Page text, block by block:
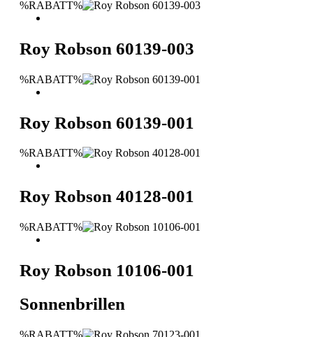
%RABATT%
Roy Robson 60139-003
%RABATT%
Roy Robson 60139-001
%RABATT%
Roy Robson 40128-001
%RABATT%
Roy Robson 10106-001
Sonnenbrillen